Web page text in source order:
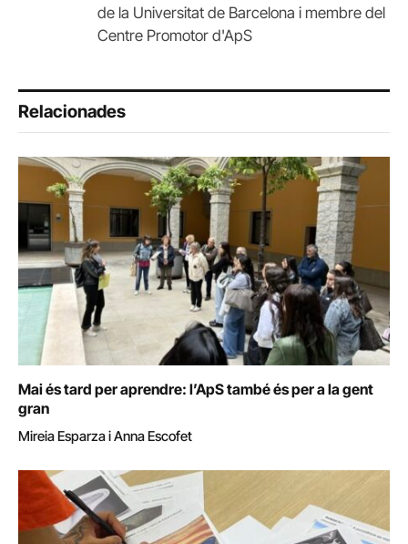
de la Universitat de Barcelona i membre del
Centre Promotor d'ApS
Relacionades
Mai és tard per aprendre: l’ApS també és per a la gent
gran
Mireia Esparza i Anna Escofet